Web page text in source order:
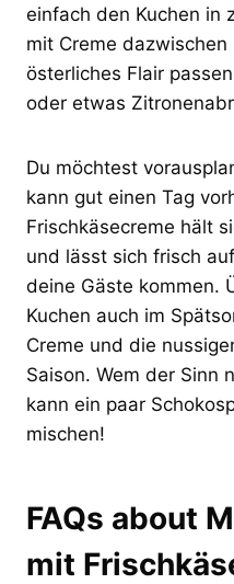
einfach den Kuchen in
mit Creme
österliches Flair
oder etwas
Du möchtest
kann gut einen Tag
Frischkäsecreme hält
und lässt sich frisch
deine Gäste kommen.
Kuchen auch im
Creme und die
Saison. Wem der Sinn
kann ein paar
mischen!
FAQs about
mit